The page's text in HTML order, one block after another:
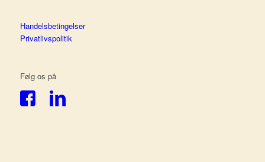
Handelsbetingelser
Privatlivspolitik
Følg os på